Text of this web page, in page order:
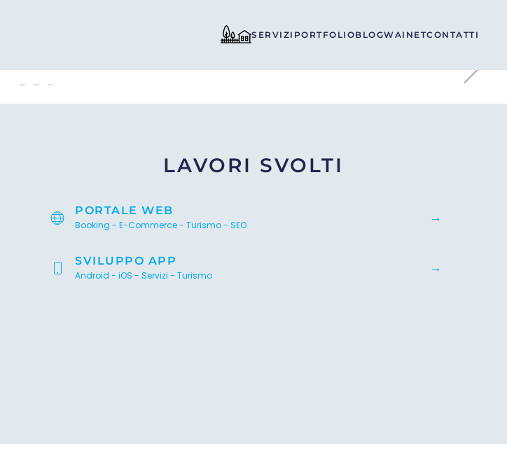
SERVIZI PORTFOLIOBLOGWAINETCONTATTI
LAVORI SVOLTI
PORTALE WEB
Booking - E-Commerce - Turismo - SEO
SVILUPPO APP
Android - iOS - Servizi - Turismo